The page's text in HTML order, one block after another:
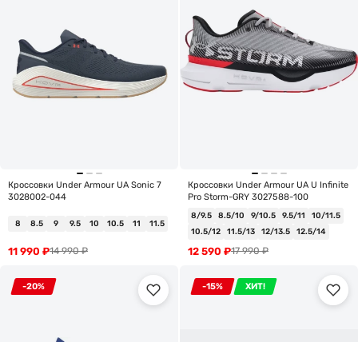
Кроссовки Under Armour UA Sonic 7
3028002-044
8 8.5 9 9.5 10 10.5 11 11.5
14 990₽
11 990 ₽
Кроссовки Under Armour UA U Infinite
Pro Storm-GRY 3027588-100
8/9.5 8.5/10 9/10.5 9.5/11
10/11.5
10.5/12
11.5/13 12/13.5 12.5/14
17 990₽
12 590 ₽
-20% -15% ХИТ!